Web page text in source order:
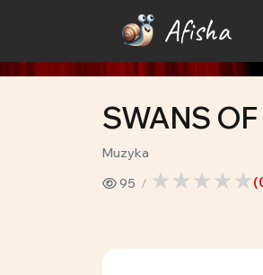
Afisha
SWANS
Muzyka
95
(